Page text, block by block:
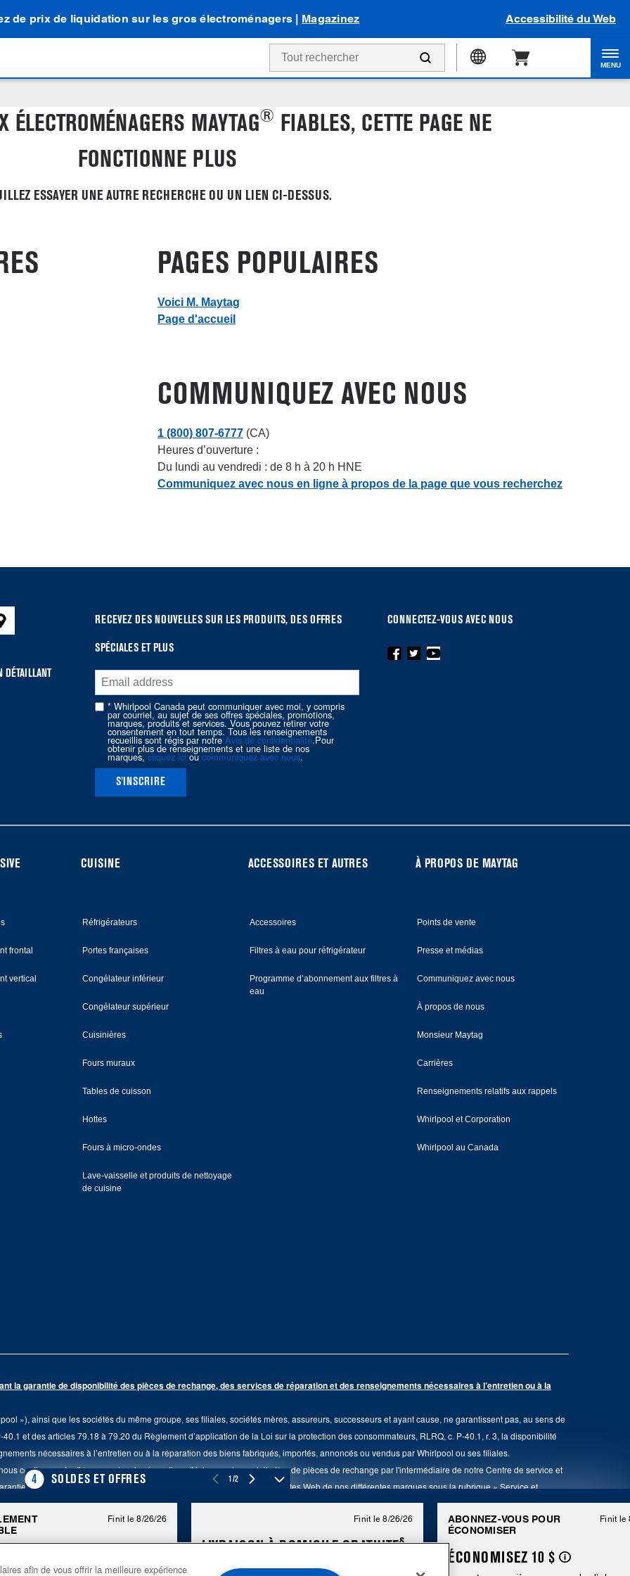
de prix de liquidation sur les gros électroménagers | Magazinez Accessibilité du Web
MENU
ÉLECTROMÉNAGERS MAYTAG®
FIABLES, CETTE PAGE NE
FONCTIONNE PLUS
ESSAYER UNE AUTRE RECHERCHE OU UN LIEN CI-DESSUS.
PAGES POPULAIRES
Voici M. Maytag
Page d'accueil
COMMUNIQUEZ AVEC NOUS
1 (800) 807-6777 (CA)
Heures d’ouverture :
Du lundi au vendredi : de 8 h à 20 h HNE
Communiquez avec nous en ligne à propos de la page que vous recherchez
DÉTAILLANT
RECEVEZ DES NOUVELLES SUR LES PRODUITS, DES OFFRES
SPÉCIALES ET PLUS
* Whirlpool Canada peut communiquer avec moi, y compris
par courriel, au sujet de ses offres spéciales, promotions,
marques, produits et services. Vous pouvez retirer votre
consentement en tout temps. Tous les renseignements
recueillis sont régis par notreAvis de confidentialité.Pour
obtenir plus de renseignements et une liste de nos
marques,cliquez icioucommuniquez avec nous.
S'INSCRIRE
CONNECTEZ-VOUS AVEC NOUS
frontal
vertical
CUISINE
Réfrigérateurs
Portes françaises
Congélateur inférieur
Congélateur supérieur
Cuisinières
Fours muraux
Tables de cuisson
Hottes
Fours à micro-ondes
Lave-vaisselle et produits de nettoyage
de cuisine
ACCESSOIRES ET AUTRES
Accessoires
Filtres à eau pour réfrigérateur
Programme d’abonnement aux filtres à
eau
À PROPOS DE MAYTAG
Points de vente
Presse et médias
Communiquez avec nous
À propos de nous
Monsieur Maytag
Carrières
Renseignements relatifs aux rappels
Whirlpool et Corporation
Whirlpool au Canada
la garantie de disponibilité des pièces de rechange, des services de réparation et des renseignements nécessaires à l’entretien ou à la
»), ainsi que les sociétés du même groupe, ses filiales, sociétés mères, assureurs, successeurs et ayant cause, ne garantissent pas, au sens de
et des articles 79.18 à 79.20 du Règlement d’application de la Loi sur la protection des consommateurs, RLRQ, c. P-40.1, r. 3, la disponibilité
nécessaires à l’entretien ou à la réparation des biens fabriqués, importés, annoncés ou vendus par Whirlpool ou ses filiales.
continuons à offrir un service de réparation, d'échange de produit et/ou de pièces de rechange par l'intermédiaire de notre Centre de service et
limitée du fabricant. Pour plus d'informations, veuillez consulter les sites Web de nos différentes marques sous la rubrique « Service et
le 1-800-561-1700.
(Ontario) L5N 0B7. ®/TM © 2026 Maytag. Tous droits réservés.
4 SOLDES ET OFFRES 1/2
Finit le 8/26/26
®
Finit le 8/26/26
LIVRAISON À DOMICILE GRATUITE§
ABONNEZ-VOUS POUR
ÉCONOMISER
Finit le
ÉCONOMISEZ 10 $
afin de vous offrir la meilleure expérience